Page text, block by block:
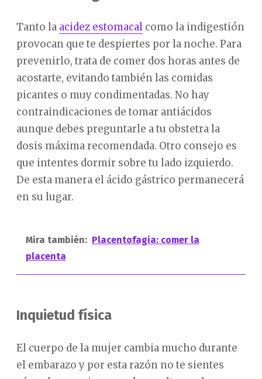
Tanto la acidez estomacalcomo la indigestión
provocan que te despiertes por la noche. Para
prevenirlo, trata de comer dos horas antes de
acostarte, evitando también las comidas
picantes o muy condimentadas. No hay
contraindicaciones de tomar antiácidos
aunque debes preguntarle a tu obstetra la
dosis máxima recomendada. Otro consejo es
que intentes dormir sobre tu lado izquierdo.
De esta manera el ácido gástrico permanecerá
en su lugar.
Mira también: Placentofagia: comer la
placenta
Inquietud física
El cuerpo de la mujer cambia mucho durante
el embarazo y por esta razón no te sientes